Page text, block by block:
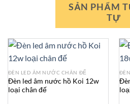
SẢN PHẨM
TỰ
ĐÈN LED ÂM NƯỚC CHÂN ĐẾ
Đèn led âm nước hồ Koi 12w
loại chân đế